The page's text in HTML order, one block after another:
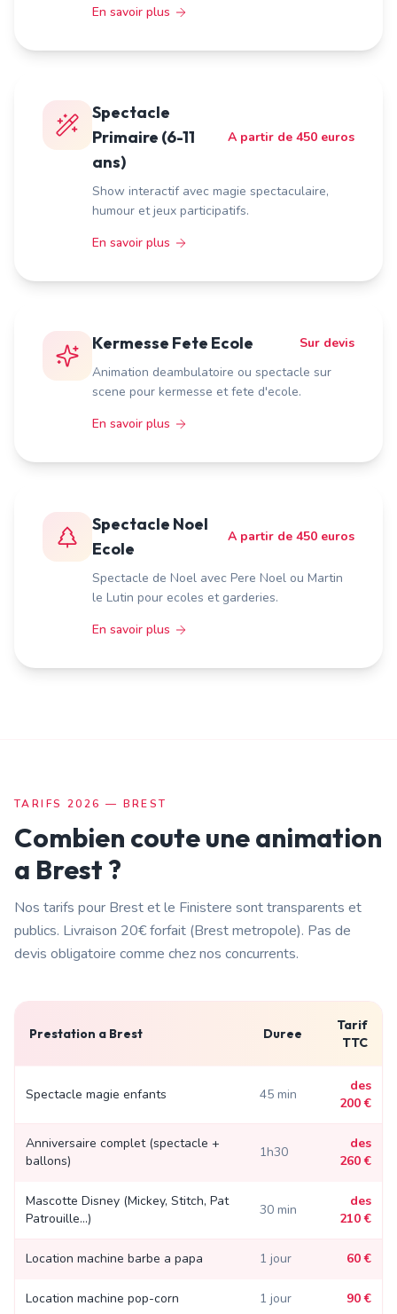
En savoir plus
Spectacle
Primaire (6-11
ans)
A partir de 450 euros
Show interactif avec magie spectaculaire,
humour et jeux participatifs.
En savoir plus
Kermesse Fete Ecole
Sur devis
Animation deambulatoire ou spectacle sur
scene pour kermesse et fete d'ecole.
En savoir plus
Spectacle Noel
Ecole
A partir de 450 euros
Spectacle de Noel avec Pere Noel ou Martin
le Lutin pour ecoles et garderies.
En savoir plus
TARIFS 2026 — BREST
Combien coute une animation
a Brest?
Nos tarifs pour Brestet le Finistere sont transparents et
publics. Livraison 20€ forfait (Brest metropole). Pas de
devis obligatoire comme chez nos concurrents.
Prestation a Brest Duree
Tarif
TTC
Spectacle magie enfants 45 min
des
200 €
Anniversaire complet (spectacle +
ballons)
1h30
des
260 €
Mascotte Disney (Mickey, Stitch, Pat
Patrouille...)
30 min
des
210 €
Location machine barbe a papa 1 jour 60 €
Location machine pop-corn 1 jour 90 €